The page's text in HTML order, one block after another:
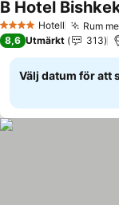
4 StjärnorHotell Rum
B Hotel
8,6 Utmärkt 313
Välj datum för att